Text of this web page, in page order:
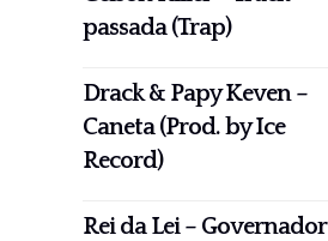
passada (Trap)
Drack & Papy Keven –
Caneta (Prod. by Ice
Record)
Rei da Lei – Governador